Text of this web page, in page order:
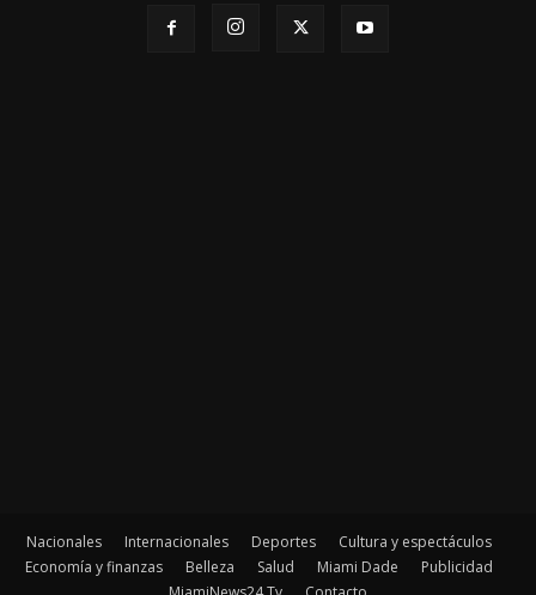
Nacionales Internacionales Deportes
Cultura y espectáculos
Economía y finanzas
Belleza Salud Miami Dade
Publicidad